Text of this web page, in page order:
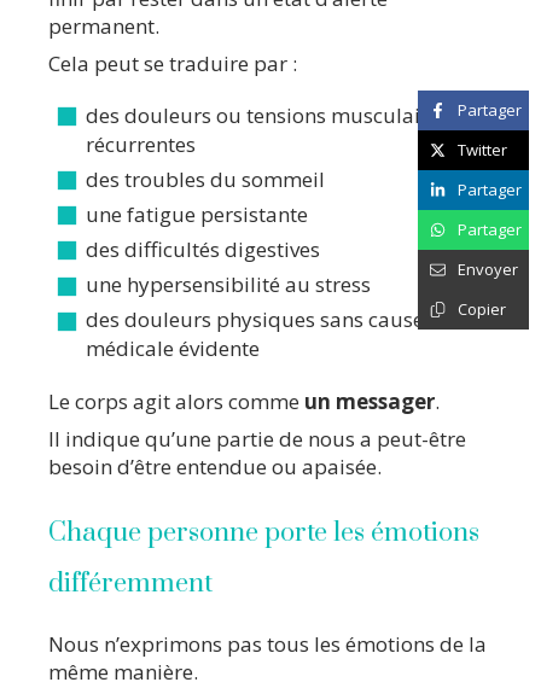
permanent.
Cela peut se traduire par :
des douleurs ou tensions musculaires
récurrentes
des troubles du sommeil
une fatigue persistante
des difficultés digestives
une hypersensibilité au stress
des douleurs physiques sans cause
médicale évidente
Le corps agit alors comme un messager.
Il indique qu’une partie de nous a peut-être
besoin d’être entendue ou apaisée.
Chaque personne porte les émotions
différemment
Nous n’exprimons pas tous les émotions de la
même manière.
Partager
Twitter
Partager
Partager
Envoyer
Copier